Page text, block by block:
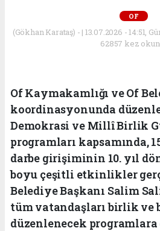
OF
(Gökhan Karataş) - | 13.07.2026 - 14:51,
62857 kez
Of Kaymakamlığı ve Of
koordinasyonunda
Demokrasi ve Millî Birlik
programları kapsamında,
darbe girişiminin 10. yıl
boyu çeşitli etkinlikler
Belediye Başkanı Salim
tüm vatandaşları birlik ve
düzenlenecek programlara